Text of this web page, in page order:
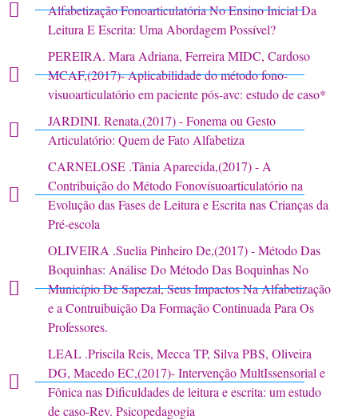
Alfabetização Fonoarticulatória No Ensino Inicial Da
Leitura E Escrita: Uma Abordagem Possível?
PEREIRA. Mara Adriana, Ferreira MIDC, Cardoso
MCAF,(2017)- Aplicabilidade do método fono-
visuoarticulatório em paciente pós-avc: estudo de caso*
JARDINI. Renata,(2017) - Fonema ou Gesto
Articulatório: Quem de Fato Alfabetiza
CARNELOSE .Tânia Aparecida,(2017) - A
Contribuição do Método Fonovísuoarticulatório na
Evolução das Fases de Leitura e Escrita nas Crianças da
Pré-escola
OLIVEIRA .Suelia Pinheiro De,(2017) - Método Das
Boquinhas: Análise Do Método Das Boquinhas No
Município De Sapezal, Seus Impactos Na Alfabetização
e a Contruibuição Da Formação Continuada Para Os
Professores.
LEAL .Priscila Reis, Mecca TP, Silva PBS, Oliveira
DG, Macedo EC,(2017)- Intervenção MultIssensorial e
Fônica nas Dificuldades de leitura e escrita: um estudo
de caso-Rev. Psicopedagogia